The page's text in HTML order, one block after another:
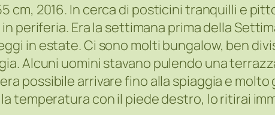
cm, 2016. In cerca di posticini tranquilli e
periferia. Era la settimana prima della
in estate. Ci sono molti bungalow, ben
Alcuni uomini stavano pulendo una
possibile arrivare fino alla spiaggia e
temperatura con il piede destro, lo ritirai